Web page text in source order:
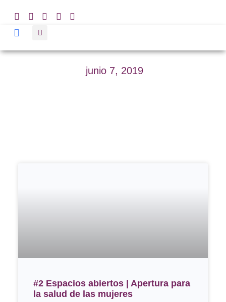
junio 7, 2019
#2 Espacios abiertos | Apertura para
la salud de las mujeres